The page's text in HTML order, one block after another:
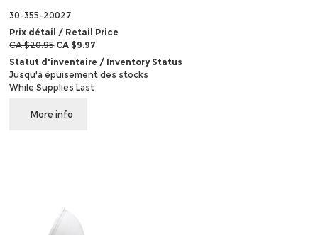
30-355-20027
Prix détail / Retail Price
CA $20.95CA $9.97
Statut d'inventaire / Inventory Status
Jusqu'à épuisement des stocks
While Supplies Last
More info